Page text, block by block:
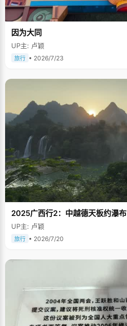
因为大同
UP主: 卢颖
旅行 • 2026/7/23
2025广西行2：中越德天板约瀑布
UP主: 卢颖
旅行 • 2026/7/20